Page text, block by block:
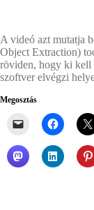
A videó azt mutatja
Object Extraction)
röviden, hogy ki kell
szoftver elvégzi
Megosztás